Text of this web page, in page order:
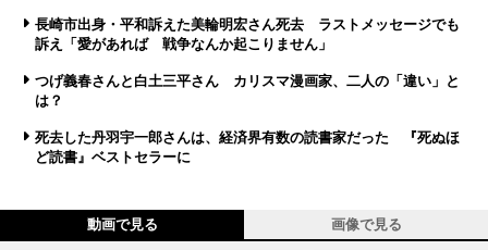
長崎市出身・平和訴えた美輪明宏さん死去 ラストメッセージでも
訴え「愛があれば 戦争なんか起こりません」
つげ義春さんと白土三平さん カリスマ漫画家、二人の「違い」と
は？
死去した丹羽宇一郎さんは、経済界有数の読書家だった 『死ぬほ
ど読書』ベストセラーに
動画で見る 画像で見る